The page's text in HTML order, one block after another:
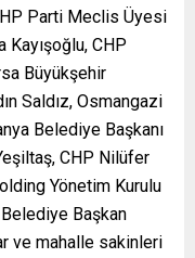
Parti Meclis Üyesi
CHP
Büyükşehir
Saldız, Osmangazi
Belediye Başkanı
CHP Nilüfer
Yönetim Kurulu
Başkan
ve mahalle sakinleri